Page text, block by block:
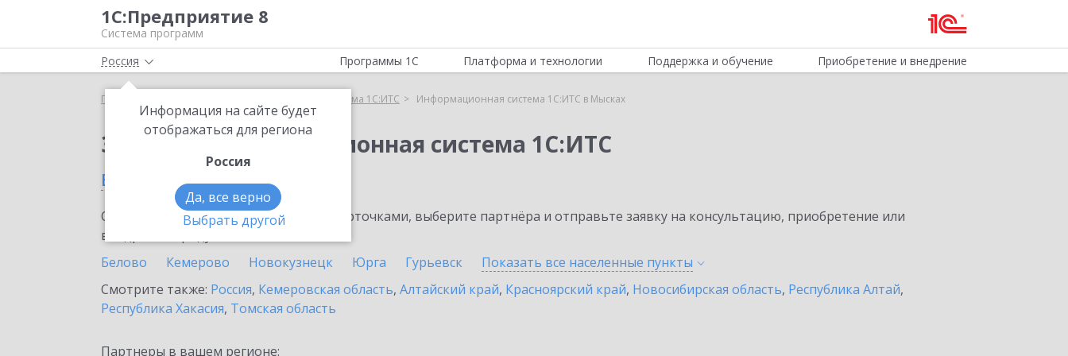
1С:Предприятие 8
Система программ
Россия
Информация на сайте будет
отображаться для региона
Россия
Да, все верно
Выбрать другой
Программы 1С Платформа и технологии Поддержка и обучение Приобретение и внедрение
Главная Информационная система 1С:ИТС Информационная система 1С:ИТС в Мысках
Заказать Информационная система 1С:ИТС
в Мысках
Ознакомьтесь с информационными карточками, выберите партнёра и отправьте заявку на консультацию, приобретение или
внедрение продукта.
Белово
Кемерово Новокузнецк Юрга Гурьевск Показать все населенные пункты
Смотрите также: Россия, Кемеровская область, Алтайский край, Красноярский край, Новосибирская область, Республика Алтай,
Республика Хакасия, Томская область
Партнеры в вашем регионе: